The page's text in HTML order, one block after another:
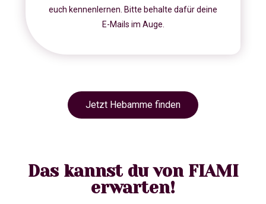
euch kennenlernen. Bitte behalte dafür deine
E-Mails im Auge.
Jetzt Hebamme finden
Das kannst du von FIAMI
erwarten!